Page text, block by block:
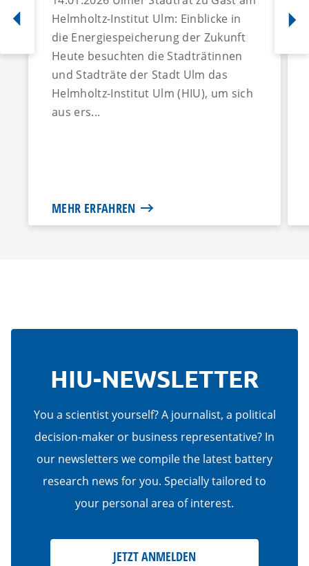
Helmholtz-Institut Ulm: Einblicke in
die Energiespeicherung der Zukunft
Heute besuchten die Stadträtinnen
und Stadträte der Stadt Ulm das
Helmholtz-Institut Ulm (HIU), um sich
aus ers...
MEHR ERFAHREN
HIU-NEWSLETTER
You a scientist yourself? A journalist, a political
decision-maker or business representative? In
our newsletters we compile the latest battery
research news for you. Specially tailored to
your personal area of interest.
JETZT ANMELDEN